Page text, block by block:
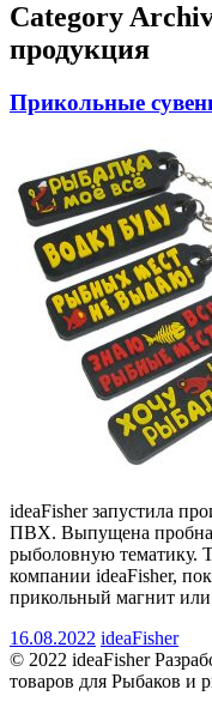
Category
продукция
Прикольные
ideaFisher запустила
ПВХ. Выпущена
рыболовную тематику.
компании ideaFisher,
прикольный магнит
16.08.2022 ideaFisher
© 2022 ideaFisher
товаров для Рыбаков и